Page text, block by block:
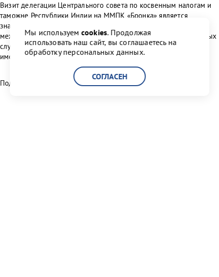
Визит делегации Центрального совета по косвенным налогам и
таможне Республики Индии на ММПК «Бронка» является
знаковым событием, нацеленным на укрепление и развитие
международных отношений по линии Федеральных таможенных
служб, а также на установление крепких деловых связей,
имеющих важное практическое значение.
Поделиться:
Мы используем cookies. Продолжая
использовать наш сайт, вы соглашаетесь на
обработку персональных данных.
СОГЛАСЕН